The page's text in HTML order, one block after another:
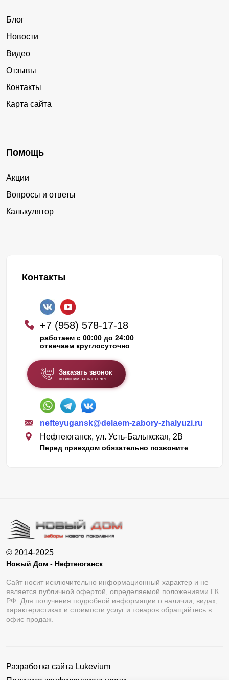
Блог
Новости
Видео
Отзывы
Контакты
Карта сайта
Помощь
Акции
Вопросы и ответы
Калькулятор
Контакты
+7 (958) 578-17-18
работаем с 00:00 до 24:00
отвечаем круглосуточно
Заказать звонок
позвоним за наш счет
nefteyugansk@delaem-zabory-zhalyuzi.ru
Нефтеюганск, ул. Усть-Балыкская, 2В
Перед приездом обязательно позвоните
© 2014-2025
Новый Дом - Нефтеюганск
Сайт носит исключительно информационный характер и не
является публичной офертой, определяемой положениями ГК
РФ. Для получения подробной информации о наличии, видах,
характеристиках и стоимости услуг и товаров обращайтесь в
офис продаж.
Разработка сайта Lukevium